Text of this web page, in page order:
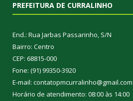
PREFEITURA DE CURRALINHO
End.: Rua Jarbas Passarinho, S/N
Bairro: Centro
CEP: 68815-000
Fone: (91) 99350-3920
E-mail: contatopmcurralinho@gmail.com
Horário de atendimento: 08:00 às 14:00